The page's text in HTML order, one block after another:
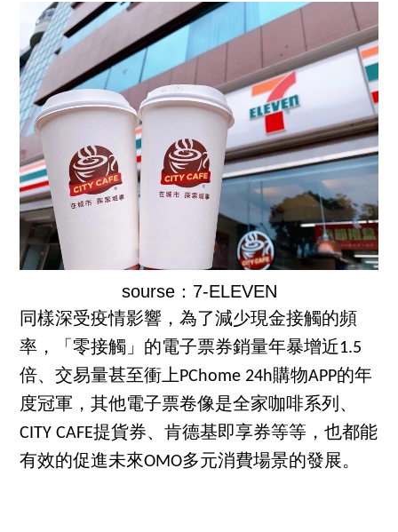
sourse：7-ELEVEN
同樣深受疫情影響，為了減少現金接觸的頻
率，「零接觸」的電子票券銷量年暴增近1.5
倍、交易量甚至衝上PChome 24h購物APP的年
度冠軍，其他電子票卷像是全家咖啡系列、
CITY CAFE提貨券、肯德基即享券等等，也都能
有效的促進未來OMO多元消費場景的發展。